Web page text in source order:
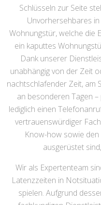
Schlüsseln zur Seite
Unvorhersehbares
Wohnungstür, welche die
ein kaputtes
Dank unserer
unabhängig von der Zeit
nachtschlafender Zeit, am
an besonderen Tagen
lediglich einen
vertrauenswürdiger
Know-how sowie
ausgerüstet
Wir als Expertenteam
Latenzzeiten in
spielen. Aufgrund